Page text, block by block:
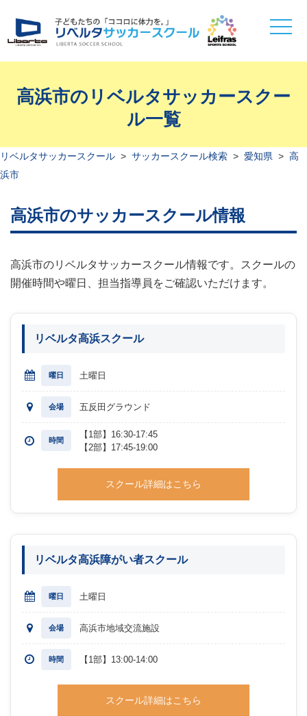
toggle
高浜市のリベルタサッカースクー
ル一覧
リベルタサッカースクール > サッカースクール検索 > 愛知県 > 高
浜市
高浜市のサッカースクール情報
高浜市のリベルタサッカースクール情報です。スクールの
開催時間や曜日、担当指導員をご確認いただけます。
リベルタ高浜スクール
曜日 土曜日
会場 五反田グラウンド
時間
【1部】16:30-17:45
【2部】17:45-19:00
スクール詳細はこちら
リベルタ高浜障がい者スクール
曜日 土曜日
会場 高浜市地域交流施設
時間 【1部】13:00-14:00
スクール詳細はこちら